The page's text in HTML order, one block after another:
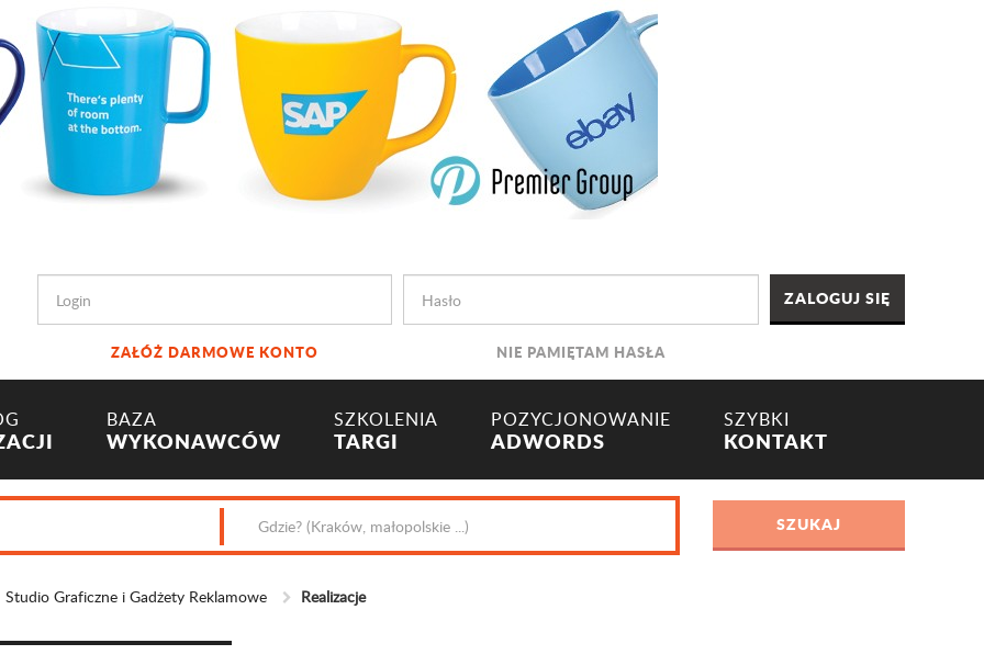
ZAŁÓŻ DARMOWE KONTO NIE PAMIĘTAM HASŁA
BAZA
WYKONAWCÓW
SZKOLENIA
TARGI
POZYCJONOWANIE
ADWORDS
SZYBKI
KONTAKT
Graficzne i Gadżety Reklamowe Realizacje